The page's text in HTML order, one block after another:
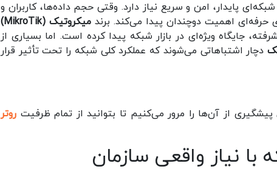
پایدار، امن و سریع نیاز دارد. وقتی حجم داده‌ها، کاربران و
اهمیت دوچندان پیدا می‌کند. برند میکروتیک (MikroTik)
جایگاه ویژه‌ای در بازار شبکه پیدا کرده است. اما بسیاری از
دچار اشتباهاتی می‌شوند که عملکرد کلی شبکه را تحت تأثیر قرار
پیشگیری از آن‌ها را مرور می‌کنیم تا بتوانید از تمام ظرفیت روتر
نیاز واقعی سازمان